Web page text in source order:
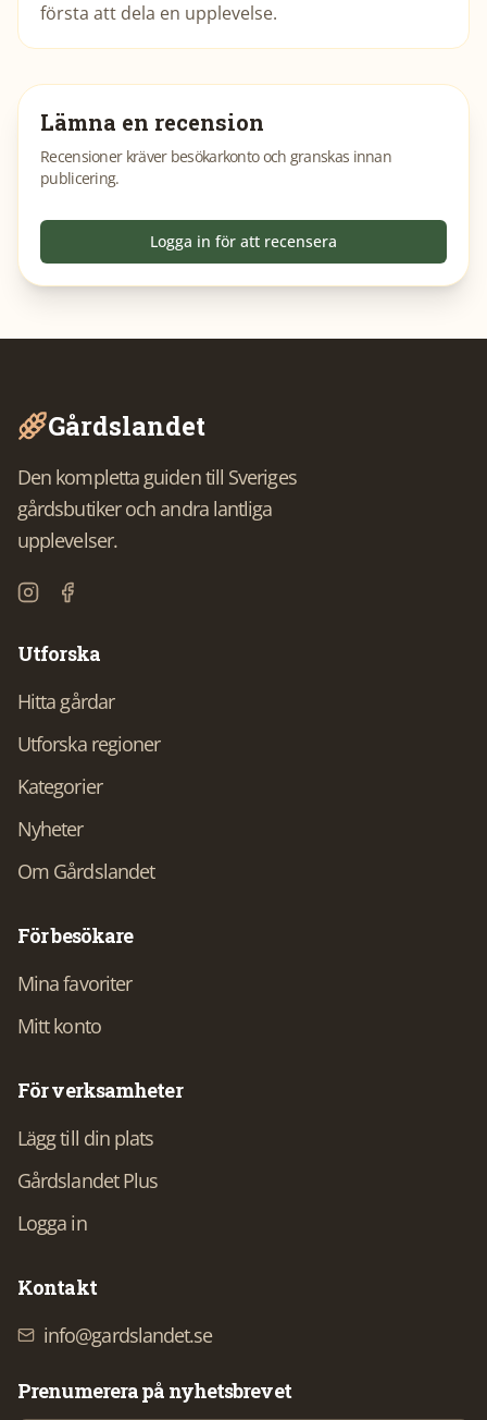
första att dela en upplevelse.
Lämna en recension
Recensioner kräver besökarkonto och granskas innan
publicering.
Logga in för att recensera
Gårdslandet
Den kompletta guiden till Sveriges
gårdsbutiker och andra lantliga
upplevelser.
Utforska
Hitta gårdar
Utforska regioner
Kategorier
Nyheter
Om Gårdslandet
För besökare
Mina favoriter
Mitt konto
För verksamheter
Lägg till din plats
Gårdslandet Plus
Logga in
Kontakt
info@gardslandet.se
Prenumerera på nyhetsbrevet